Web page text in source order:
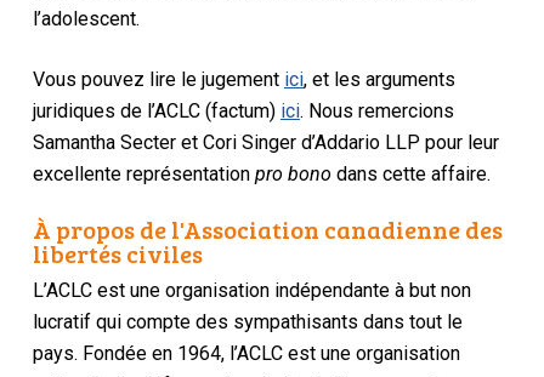
l’adolescent.
Vous pouvez lire le jugement ici, et les arguments
juridiques de l’ACLC (factum) ici. Nous remercions
Samantha Secter et Cori Singer d’Addario LLP pour leur
excellente représentation pro bono dans cette affaire.
À propos de l'Association canadienne des
libertés civiles
L’ACLC est une organisation indépendante à but non
lucratif qui compte des sympathisants dans tout le
pays. Fondée en 1964, l’ACLC est une organisation